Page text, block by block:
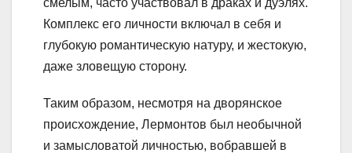
Комплекс его личности включал в себя и
глубокую романтическую натуру, и жестокую,
даже зловещую сторону.
Таким образом, несмотря на дворянское
происхождение, Лермонтов был необычной
и замысловатой личностью, вобравшей в